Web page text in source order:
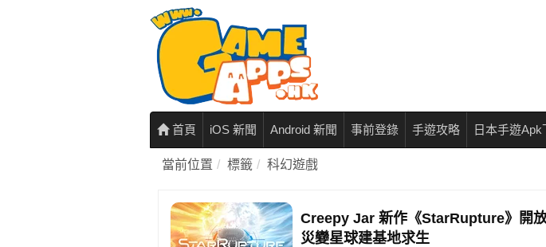
首頁 iOS 新聞 Android 新聞 事前登錄 手遊攻略 日本手遊Apk
當前位置 標籤 科幻遊戲
Creepy Jar 新作《StarRupture》開
災變星球建基地求生